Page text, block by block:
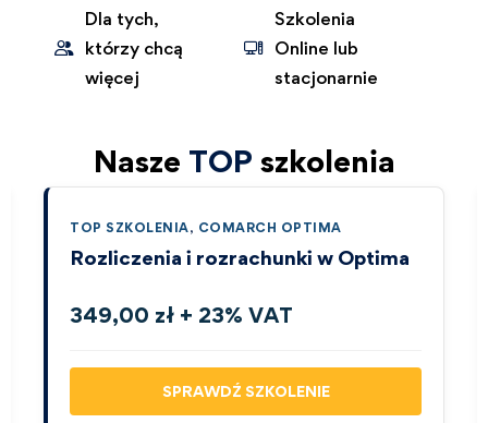
Dla tych,
którzy chcą
więcej
Szkolenia
Online lub
stacjonarnie
Nasze TOP szkolenia
TOP SZKOLENIA, COMARCH OPTIMA
Rozliczenia i rozrachunki w Optima
349,00 zł + 23% VAT
SPRAWDŹ SZKOLENIE